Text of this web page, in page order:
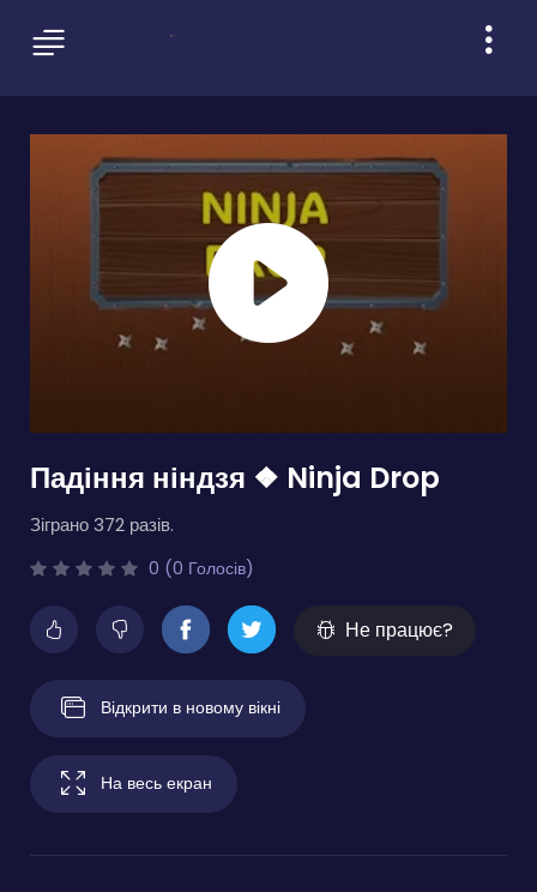
Падіння ніндзя ❖ Ninja Drop
Зіграно 372 разів.
0 (0 Голосів)
Не працює?
Відкрити в новому вікні
На весь екран